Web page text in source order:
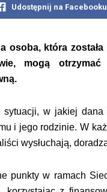
Udostępnij na Facebooku
osoba, która
mogą otrzymać
w jakiej
i jego rodzinie. W
wysłuchają,
punkty w ramach